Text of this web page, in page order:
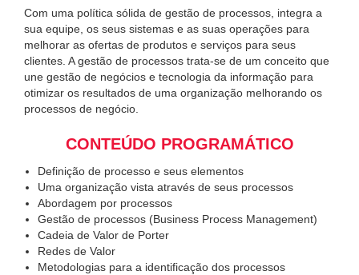
Com uma política sólida de gestão de processos, integra a
sua equipe, os seus sistemas e as suas operações para
melhorar as ofertas de produtos e serviços para seus
clientes. A gestão de processos trata-se de um conceito que
une gestão de negócios e tecnologia da informação para
otimizar os resultados de uma organização melhorando os
processos de negócio.
CONTEÚDO PROGRAMÁTICO
Definição de processo e seus elementos
Uma organização vista através de seus processos
Abordagem por processos
Gestão de processos (Business Process Management)
Cadeia de Valor de Porter
Redes de Valor
Metodologias para a identificação dos processos